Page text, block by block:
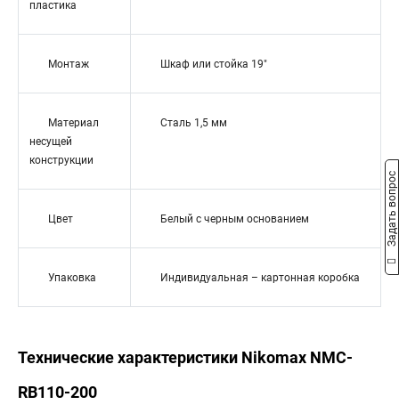
пластика
Монтаж Шкаф или стойка 19"
Материал
несущей
конструкции
Сталь 1,5 мм
Цвет Белый с черным основанием
Упаковка Индивидуальная – картонная коробка
Технические характеристики Nikomax NMC-
RB110-200
Задать вопрос